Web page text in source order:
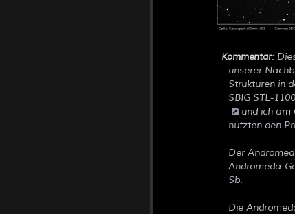
Kommentar:
unserer
Strukturen in
SBIG STL-
und ich am
nutzten den
Der
Andromeda-
Sb.
Die